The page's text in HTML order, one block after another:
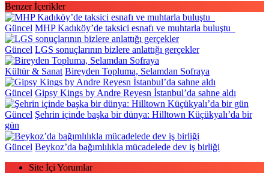
Benzer İçerikler
Güncel MHP Kadıköy’de taksici esnafı ve muhtarla buluştu
Güncel LGS sonuçlarının bizlere anlattığı gerçekler
Kültür & Sanat Bireyden Topluma, Selamdan Sofraya
Güncel Gipsy Kings by Andre Reyesn İstanbul’da sahne aldı
Güncel Şehrin içinde başka bir dünya: Hilltown Küçükyalı’da bir
gün
Güncel Beykoz’da bağımlılıkla mücadelede dev iş birliği
Site İçi Yorumlar